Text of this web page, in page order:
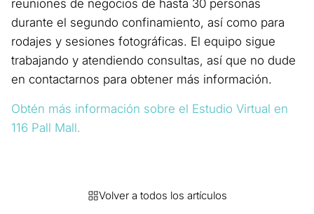
reuniones de negocios de hasta 30 personas
durante el segundo confinamiento, así como para
rodajes y sesiones fotográficas. El equipo sigue
trabajando y atendiendo consultas, así que no dude
en contactarnos para obtener más información.
Obtén más información sobre el Estudio Virtual en
116 Pall Mall.
Volver a todos los artículos